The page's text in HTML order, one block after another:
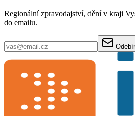
Regionální zpravodajství, dění v kraji
do emailu.